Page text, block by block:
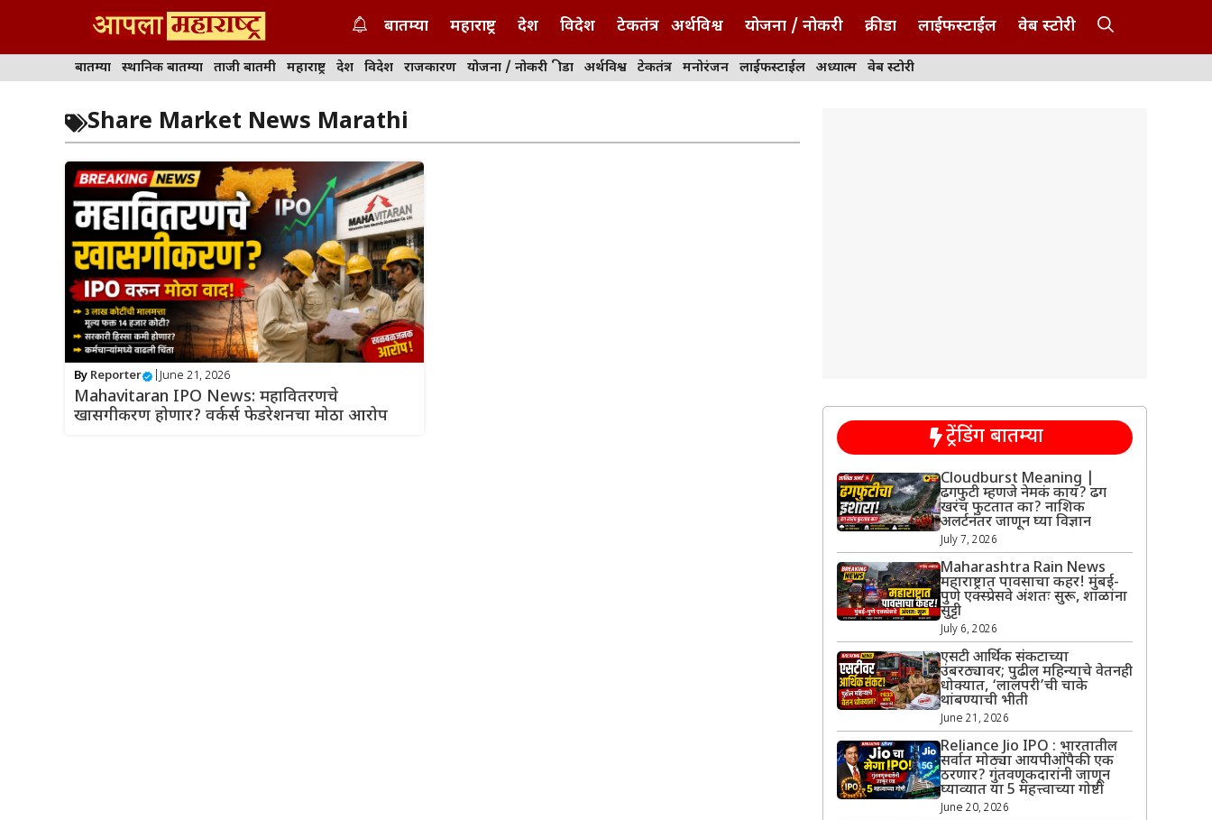
content
बातम्या महाराष्ट्र देश विदेश टेकतंत्र अर्थविश्व योजना / नोकरी क्रीडा लाईफस्टाईल वेब स्टोरी
बातम्या स्थानिक बातम्या ताजी बातमी महाराष्ट्र देश विदेश राजकारण योजना / नोकरी क्रीडा अर्थविश्व टेकतंत्र मनोरंजन लाईफस्टाईल अध्यात्म वेब स्टोरी
Share Market News Marathi
By Reporter June 21, 2026
Mahavitaran IPO News: महावितरणचे
खासगीकरण होणार? वर्कर्स फेडरेशनचा मोठा आरोप
ट्रेंडिंग बातम्या
Cloudburst Meaning |
ढगफुटी म्हणजे नेमकं काय? ढग
खरंच फुटतात का? नाशिक
अलर्टनंतर जाणून घ्या विज्ञान
July 7, 2026
Maharashtra Rain News
महाराष्ट्रात पावसाचा कहर! मुंबई-
पुणे एक्स्प्रेसवे अंशतः सुरू, शाळांना
सुट्टी
July 6, 2026
एसटी आर्थिक संकटाच्या
उंबरठ्यावर; पुढील महिन्याचे वेतनही
धोक्यात, ‘लालपरी’ची चाके
थांबण्याची भीती
June 21, 2026
Reliance Jio IPO : भारतातील
सर्वात मोठ्या आयपीओंपैकी एक
ठरणार? गुंतवणूकदारांनी जाणून
घ्याव्यात या 5 महत्त्वाच्या गोष्टी
June 20, 2026